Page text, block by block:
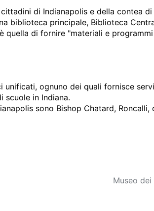
di Indianapolis e della contea
biblioteca principale, Biblioteca
quella di fornire "materiali e
ognuno dei quali fornisce
scuole in Indiana.
sono Bishop Chatard,
Museo dei